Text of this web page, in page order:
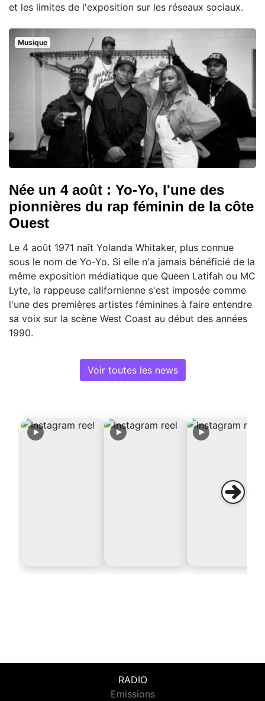
et les limites de l'exposition sur les réseaux sociaux.
Musique
Née un 4 août : Yo-Yo, l'une des
pionnières du rap féminin de la côte
Ouest
Le 4 août 1971 naît Yolanda Whitaker, plus connue
sous le nom de Yo-Yo. Si elle n'a jamais bénéficié de la
même exposition médiatique que Queen Latifah ou MC
Lyte, la rappeuse californienne s'est imposée comme
l'une des premières artistes féminines à faire entendre
sa voix sur la scène West Coast au début des années
1990.
Voir toutes les news
RADIO
Emissions